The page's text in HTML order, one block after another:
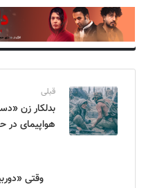
قبلی
بدلکار زن
هواپیمای در
وقتی